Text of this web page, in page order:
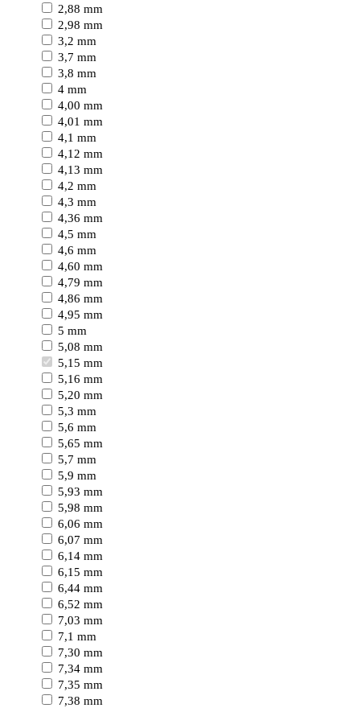
2,88 mm
2,98 mm
3,2 mm
3,7 mm
3,8 mm
4 mm
4,00 mm
4,01 mm
4,1 mm
4,12 mm
4,13 mm
4,2 mm
4,3 mm
4,36 mm
4,5 mm
4,6 mm
4,60 mm
4,79 mm
4,86 mm
4,95 mm
5 mm
5,08 mm
5,15 mm
5,16 mm
5,20 mm
5,3 mm
5,6 mm
5,65 mm
5,7 mm
5,9 mm
5,93 mm
5,98 mm
6,06 mm
6,07 mm
6,14 mm
6,15 mm
6,44 mm
6,52 mm
7,03 mm
7,1 mm
7,30 mm
7,34 mm
7,35 mm
7,38 mm